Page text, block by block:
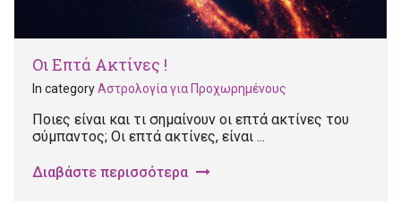
Οι Επτά Ακτίνες !
In categoryΑστρολογία για Προχωρημένους
Ποιες είναι και τι σημαίνουν οι επτά ακτίνες του
σύμπαντος; Οι επτά ακτίνες, είναι ...
Διαβάστε περισσότερα